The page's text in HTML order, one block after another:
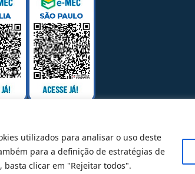
utilizados para analisar o uso deste
para a definição de estratégias de
basta clicar em "Rejeitar todos".
@ 2025 Todos Direitos Reservados